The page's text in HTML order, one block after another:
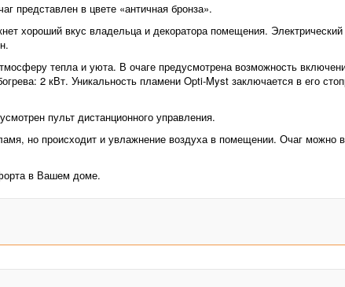
представлен в цвете «античная бронза».
хороший вкус владельца и декоратора помещения. Электрический
тепла и уюта. В очаге предусмотрена возможность
2 кВт. Уникальность пламени Opti-Myst заключается в его
пульт дистанционного управления.
но происходит и увлажнение воздуха в помещении. Очаг можно
в Вашем доме.